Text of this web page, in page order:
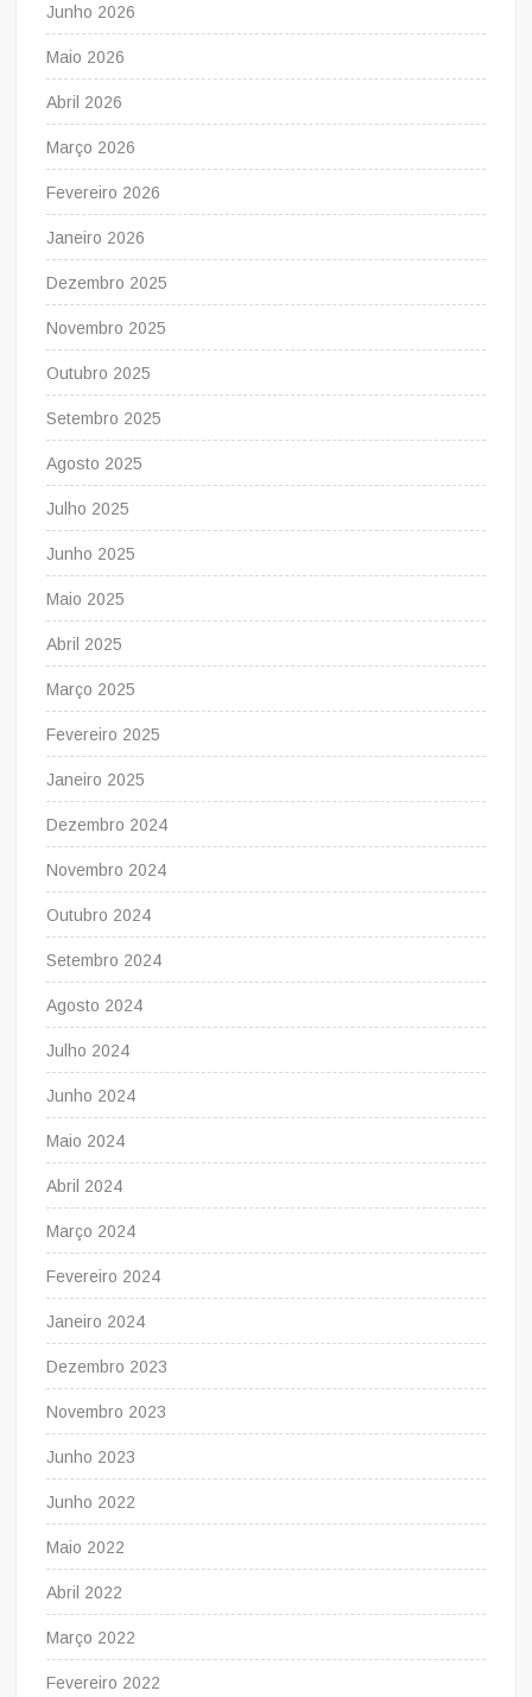
Junho 2026
Maio 2026
Abril 2026
Março 2026
Fevereiro 2026
Janeiro 2026
Dezembro 2025
Novembro 2025
Outubro 2025
Setembro 2025
Agosto 2025
Julho 2025
Junho 2025
Maio 2025
Abril 2025
Março 2025
Fevereiro 2025
Janeiro 2025
Dezembro 2024
Novembro 2024
Outubro 2024
Setembro 2024
Agosto 2024
Julho 2024
Junho 2024
Maio 2024
Abril 2024
Março 2024
Fevereiro 2024
Janeiro 2024
Dezembro 2023
Novembro 2023
Junho 2023
Junho 2022
Maio 2022
Abril 2022
Março 2022
Fevereiro 2022